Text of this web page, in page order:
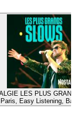
LES PLUS
Paris, Easy Listening,